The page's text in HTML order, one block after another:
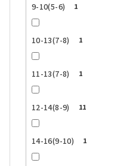
9-10(5-6) 1
10-13(7-8) 1
11-13(7-8) 1
12-14(8-9) 11
14-16(9-10) 1